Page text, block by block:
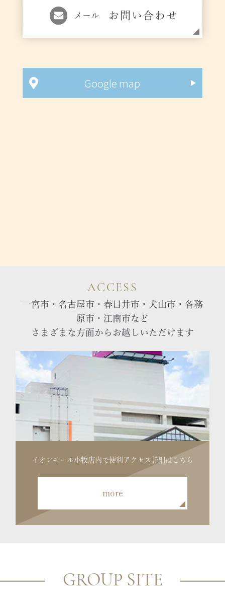
メール お問い合わせ
Google map
ACCESS
一宮市・名古屋市・春日井市・犬山市・各務
原市・江南市など
さまざまな方面からお越しいただけます
イオンモール小牧店内で便利 アクセス詳細はこちら
more
GROUP SITE